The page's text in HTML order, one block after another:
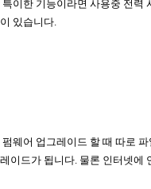
특이한 기능이라면 사용중 전력
이 있습니다.
펌웨어 업그레이드 할 때 따로
레이드가 됩니다. 물론 인터넷에